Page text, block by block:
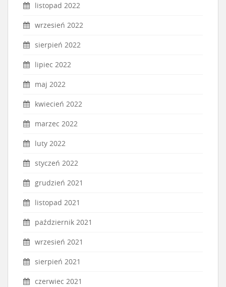
listopad 2022
wrzesień 2022
sierpień 2022
lipiec 2022
maj 2022
kwiecień 2022
marzec 2022
luty 2022
styczeń 2022
grudzień 2021
listopad 2021
październik 2021
wrzesień 2021
sierpień 2021
czerwiec 2021